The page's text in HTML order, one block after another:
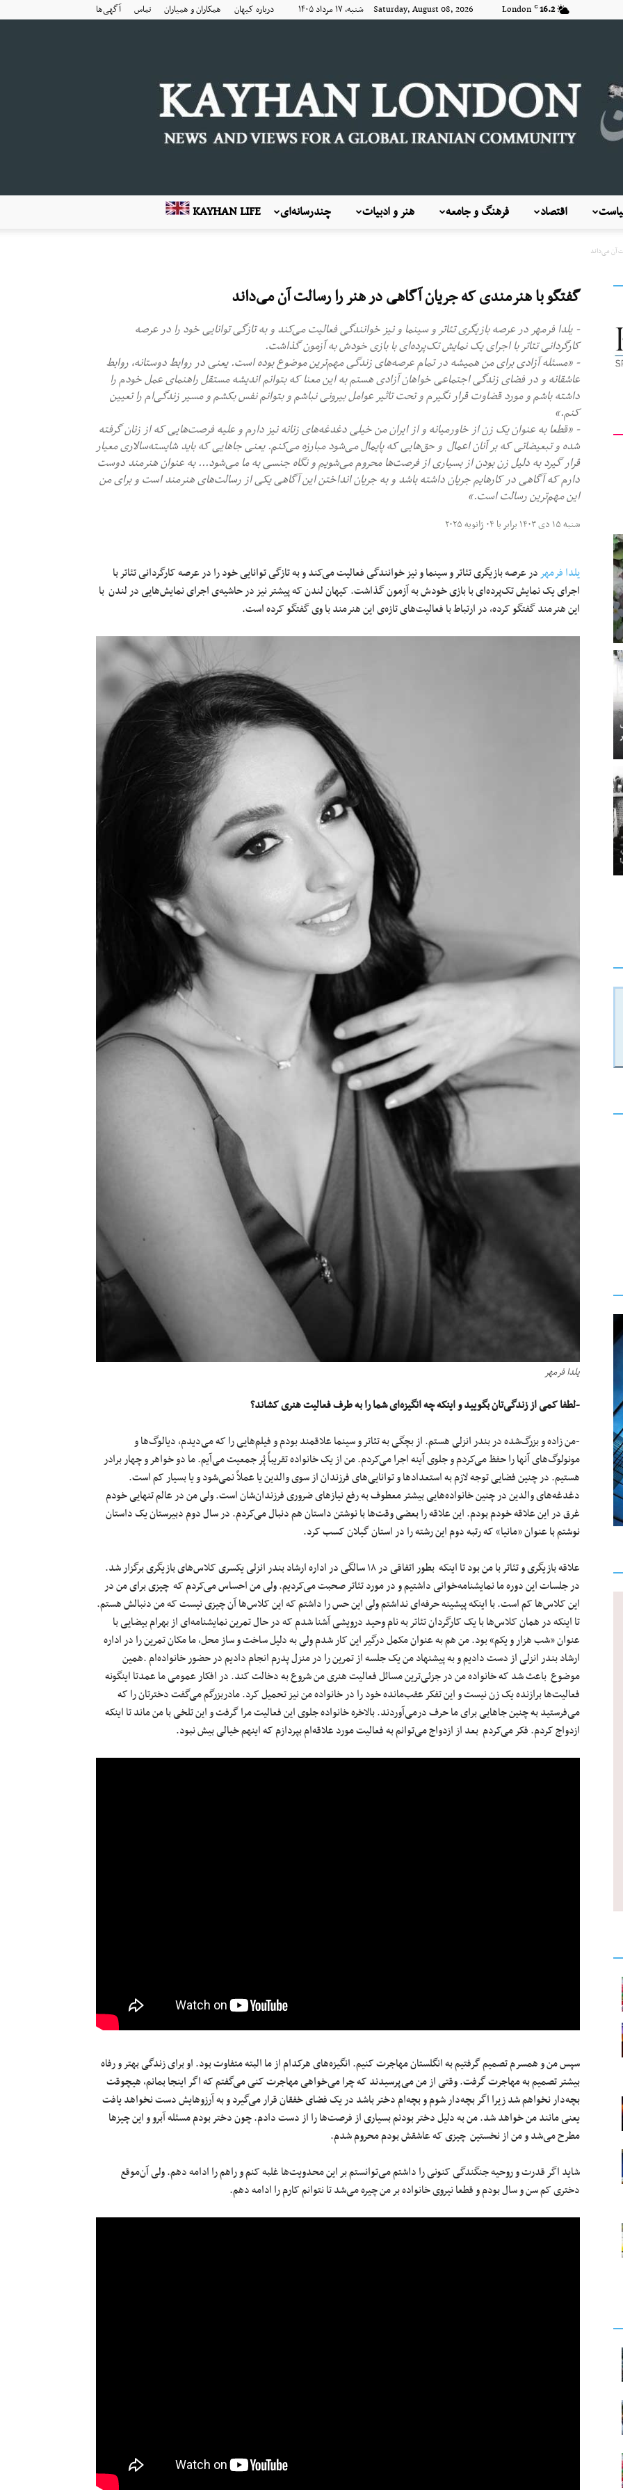
16.2
C
London Saturday, August 08, 2026 شنبه, ۱۷ مرداد ۱۴۰۵ درباره کیهان همکاران و همیاران تماس آگهی‌ها
کیهان
KAYHAN LIFE چندرسانه‌ای هنر و ادبیات فرهنگ و جامعه اقتصاد
آن می‌داند
گفتگو با هنرمندی که جریان آگاهی در هنر را رسالت آن می‌داند
- یلدا فرمهر در عرصه بازیگری تئاتر و سینما و نیز خوانندگی فعالیت می‌کند و به تازگی توانایی‌ خود را در عرصه
کارگردانی تئاتر با اجرای یک نمایش تک‌پرده‌ای با بازی خودش به آزمون گذاشت.
- «مسئله آزادی برای من همیشه در تمام عرصه‌های زندگی مهم‌ترین موضوع بوده‌ است. یعنی در روابط دوستانه، روابط
عاشقانه و در فضای زندگی اجتماعی خواهان آزادی هستم به این معنا که بتوانم اندیشه مستقل راهنمای عمل خودم را
داشته باشم و مورد قضاوت قرار نگیرم و تحت تاثیر عوامل بیرونی نباشم و بتوانم نفس بکشم و مسیر زندگی‌ام را تعیین
کنم.»
- «قطعا به عنوان یک زن از خاورمیانه و از ایران من خیلی دغدغه‌های زنانه نیز دارم و علیه فرصت‌هایی که از زنان گرفته
شده و تبعیضاتی که بر آنان اعمال و حق‌هایی که پایمال می‌شود مبارزه می‌کنم. یعنی جاهایی که باید شایسته‌سالاری معیار
قرار گیرد به دلیل زن بودن از بسیاری از فرصت‌ها محروم می‌شویم و نگاه جنسی به ما می‌شود... به عنوان هنرمند دوست
دارم که آگاهی در کارهایم جریان داشته باشد و به جریان انداختن این آگاهی یکی از رسالت‌های هنرمند است و برای من
این مهم‌ترین رسالت است.»
شنبه ۱۵ دی ۱۴۰۳ برابر با ۰۴ ژانویه ۲۰۲۵
یلدا فرمهردر عرصه بازیگری تئاتر و سینما و نیز خوانندگی فعالیت می‌کند و به تازگی توانایی‌ خود را در عرصه کارگردانی تئاتر با
اجرای یک نمایش تک‌پرده‌ای با بازی خودش به آزمون گذاشت. کیهان لندن که پیشتر نیز در حاشیه‌ی اجرای نمایش‌هایی در لندن با
این هنرمند گفتگو کرده، در ارتباط با فعالیت‌های تازه‌ی این هنرمند با وی گفتگو کرده است.
یلدا فرمهر
-لطفا کمی از زندگی‌تان بگویید و اینکه چه انگیزه‌ای شما را به طرف فعالیت هنری کشاند؟
-من زاده و بزرگ‌شده در بندر انزلی هستم. از بچگی به تئاتر و سینما علاقمند بودم و فیلم‌هایی را که می‌دیدم، دیالوگ‌ها و
مونولوگ‌های آنها را حفظ می‌کردم و جلوی آینه اجرا می‌کردم. من از یک خانواده تقریباً پُر جمعیت می‌آیم. ما دو خواهر و چهار برادر
هستیم. در چنین فضایی توجه لازم به استعدادها و توانایی‌های فرزندان از سوی والدین یا عملاً نمی‌شود و یا بسیار کم است.
دغدغه‌های والدین در چنین خانواده‌هایی بیشتر معطوف به رفع نیازهای ضروری فرزندان‌شان است. ولی من در عالم تنهایی خودم
غرق در این علاقه خودم بودم. این علاقه را بعضی وقت‌ها با نوشتن داستان هم دنبال می‌کردم. در سال دوم دبیرستان یک داستان
نوشتم با عنوان «مانیا» که رتبه دوم این رشته را در استان گیلان کسب کرد.
علاقه بازیگری و تئاتر با من بود تا اینکه بطور اتفاقی در ۱۸ سالگی در اداره ارشاد بندر انزلی یکسری کلاس‌های بازیگری برگزار شد.
در جلسات این دوره ما نمایشنامه‌خوانی داشتیم و در مورد تئاتر صحبت می‌کردیم. ولی من احساس می‌کردم که چیزی برای من در
این کلاس‌ها کم است. با اینکه پیشینه حرفه‌ای نداشتم ولی این حس را داشتم که این کلاس‌ها آن چیزی نیست که من دنبالش هستم.
تا اینکه در همان کلاس‌ها با یک کارگردان تئاتر به نام وحید درویشی آشنا شدم که در حال تمرین نمایشنامه‌ای از بهرام بیضایی با
عنوان «شب هزار و یکم» بود. من هم به عنوان مکمل درگیر این کار شدم ولی به دلیل ساخت و ساز محل، ما مکان تمرین‌ را در اداره
ارشاد بندر انزلی از دست دادیم و به پیشنهاد من یک جلسه از تمرین را در منزل پدرم انجام دادیم در حضور خانواده‌ام .همین
موضوع باعث شد که خانواده من در جزئی‌ترین مسائل فعالیت هنری من شروع به دخالت کند. در افکار عمومی ما عمدتا اینگونه
فعالیت‌ها برازنده یک زن نیست و این تفکر عقب‌مانده خود را در خانواده من نیز تحمیل کرد. مادربزرگم می‌گفت دخترتان را که
می‌فرستید به چنین جاهایی برای ما حرف درمی‌آوردند. بالاخره خانواده جلوی این فعالیت مرا گرفت و این تلخی با من ماند تا اینکه
ازدواج کردم. فکر می‌کردم بعد از ازدواج می‌توانم به فعالیت مورد علاقه‌ا‌م بپردازم که اینهم خیالی بیش نبود.
سپس من و همسرم تصمیم گرفتیم به انگلستان مهاجرت کنیم. انگیزه‌های هرکدام از ما البته متفاوت بود. او برای زندگی بهتر و رفاه
بیشتر تصمیم به مهاجرت گرفت. وقتی از من می‌پرسیدند که چرا می‌خواهی مهاجرت کنی می‌گفتم که اگر اینجا بمانم، هیچوقت
بچه‌دار نخواهم شد زیرا اگر بچه‌دار شوم و بچه‌ام دختر باشد در یک فضای خفقان قرار می‌گیرد و به آرزوهایش دست نخواهد یافت
یعنی مانند من خواهد شد. من به دلیل دختر بودنم بسیاری از فرصت‌ها را از دست دادم. چون دختر بودم مسئله آبرو و این چیزها
مطرح می‌شد و من از نخستین چیزی که عاشقش بودم محروم شدم.
شاید اگر قدرت و روحیه جنگندگی کنونی‌ را داشتم می‌توانستم بر این محدویت‌ها غلبه کنم و راهم را ادامه دهم. ولی آن‌موقع
دختری کم سن و سال بودم و قطعا نیروی خانواده بر من چیره می‌شد تا نتوانم کارم را ادامه دهم.